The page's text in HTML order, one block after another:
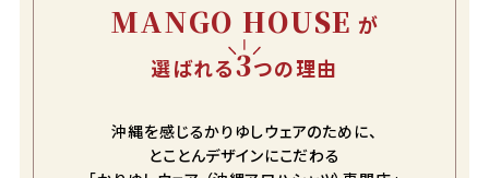
MANGO HOUSE が
選ばれる3つの理由
沖縄を感じるかりゆしウェアのために、
とことんデザインにこだわる